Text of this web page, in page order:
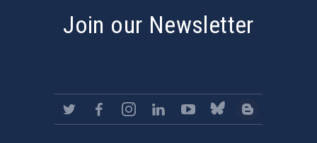
Join our Newsletter